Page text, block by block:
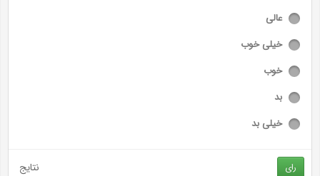
عالی
خیلی خوب
خوب
بد
خیلی بد
رای نتایج